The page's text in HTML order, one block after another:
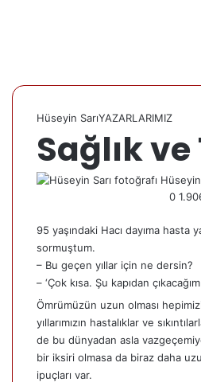
Hüseyin SarıYAZARLARIMIZ
Sağlık ve
Hüseyin
0
95 yaşındaki Hacı dayıma hasta
sormuştum.
– Bu geçen yıllar için ne dersin?
– ‘Çok kısa. Şu kapıdan
Ömrümüzün uzun olması
yıllarımızın hastalıklar ve
de bu dünyadan asla
bir iksiri olmasa da biraz daha
ipuçları var.